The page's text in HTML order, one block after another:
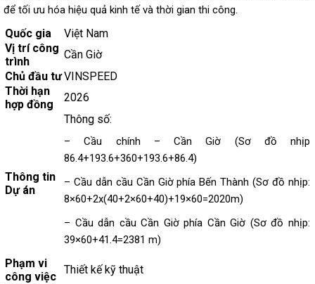
để tối ưu hóa hiệu quả kinh tế và thời gian thi công.
Quốc gia
Việt Nam
Vị trí công
trình
Cần Giờ
Chủ đầu tưVINSPEED
Thời hạn
hợp đồng
2026
Thông tin
Dự án
Thông số:
– Cầu chính – Cần Giờ (Sơ đồ nhịp
86.4+193.6+360+193.6+86.4)
– Cầu dẫn cầu Cần Giờ phía Bến Thành (Sơ đồ nhịp:
8×60+2x(40+2×60+40)+19×60=2020m)
– Cầu dẫn cầu Cần Giờ phía Cần Giờ (Sơ đồ nhịp:
39×60+41.4=2381 m)
Phạm vi
công việc
Thiết kế kỹ thuật